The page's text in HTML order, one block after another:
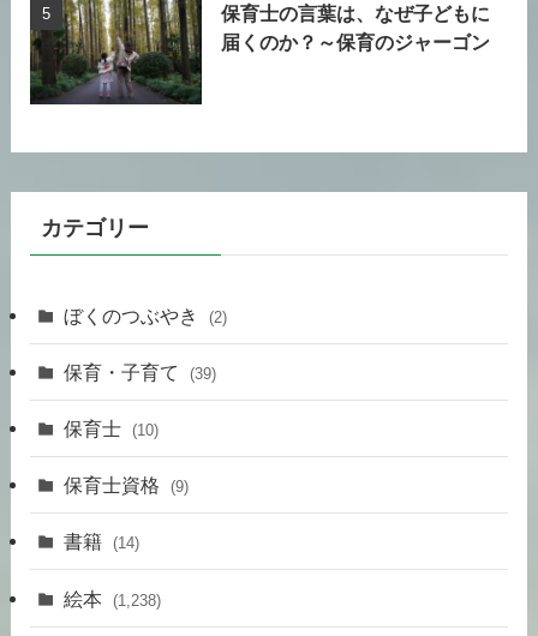
保育士の言葉は、なぜ子どもに
届くのか？～保育のジャーゴン
カテゴリー
ぼくのつぶやき (2)
保育・子育て (39)
保育士 (10)
保育士資格 (9)
書籍 (14)
絵本 (1,238)